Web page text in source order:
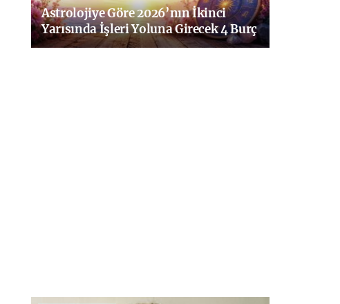
Astrolojiye Göre 2026’nın İkinci
Yarısında İşleri Yoluna Girecek 4 Burç